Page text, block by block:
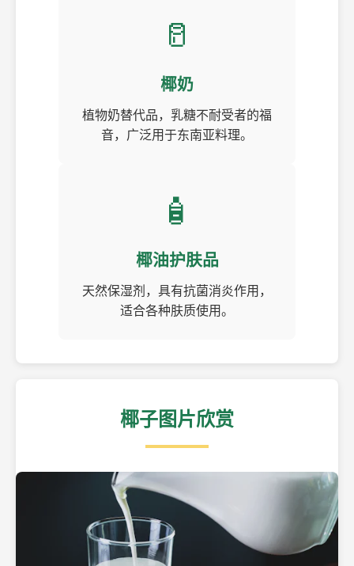
🥛
椰奶
植物奶替代品，乳糖不耐受者的福
音，广泛用于东南亚料理。
🧴
椰油护肤品
天然保湿剂，具有抗菌消炎作用，
适合各种肤质使用。
椰子图片欣赏